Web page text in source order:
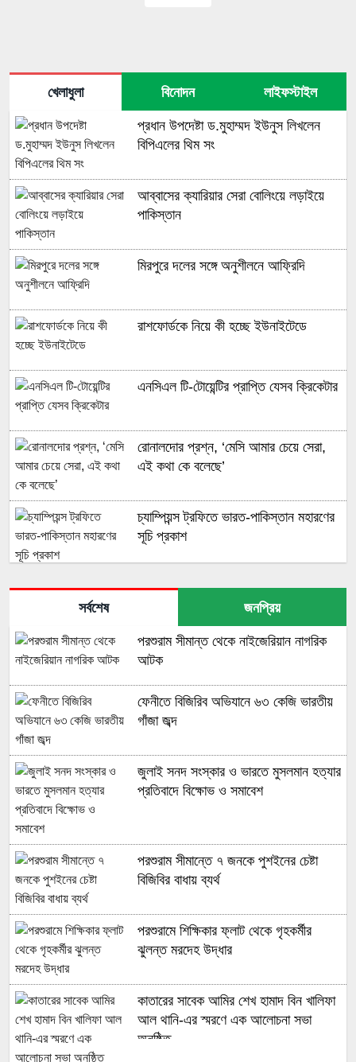
খেলাধুলা বিনোদন লাইফস্টাইল
প্রধান উপদেষ্টা ড.মুহাম্মদ ইউনুস লিখলেন
বিপিএলের থিম সং
আব্বাসের ক্যারিয়ার সেরা বোলিংয়ে লড়াইয়ে
পাকিস্তান
মিরপুরে দলের সঙ্গে অনুশীলনে আফ্রিদি
রাশফোর্ডকে নিয়ে কী হচ্ছে ইউনাইটেডে
এনসিএল টি-টোয়েন্টির প্রাপ্তি যেসব ক্রিকেটার
রোনালদোর প্রশ্ন, ‘মেসি আমার চেয়ে সেরা,
এই কথা কে বলেছে’
চ্যাম্পিয়ন্স ট্রফিতে ভারত-পাকিস্তান মহারণের
সূচি প্রকাশ
দুই মাস আগেই চ্যাম্পিয়নস ট্রফির দল ঘোষণা
আর্মি স্টেডিয়ামে আফটারম্যাথের স্বপ্নপূরণ
আর্জেন্টিনা ২০২৬ বিশ্বকাপেও চ্যাম্পিয়ন হলে
চ্যাম্পিয়নস লিগে ৫০ ছুঁয়ে রোনালদোকে কী
ইঙ্গিত দিলেন এমবাপ্পে
‘আমাদের মেয়েদের পড়তে দিন’-তালেবানের
প্রতি নবী-রশিদের আর্জি
টি-টোয়েন্টি সিরিজের দলে আছেন যারা
সর্বশেষ জনপ্রিয়
পরশুরাম সীমান্ত থেকে নাইজেরিয়ান নাগরিক
আটক
ফেনীতে বিজিরিব অভিযানে ৬৩ কেজি ভারতীয়
গাঁজা জব্দ
জুলাই সনদ সংস্কার ও ভারতে মুসলমান হত্যার
প্রতিবাদে বিক্ষোভ ও সমাবেশ
পরশুরাম সীমান্তে ৭ জনকে পুশইনের চেষ্টা
বিজিবির বাধায় ব্যর্থ
পরশুরামে শিক্ষিকার ফ্লাট থেকে গৃহকর্মীর
ঝুলন্ত মরদেহ উদ্ধার
কাতারের সাবেক আমির শেখ হামাদ বিন খালিফা
আল থানি-এর স্মরণে এক আলোচনা সভা
অনুষ্ঠিত